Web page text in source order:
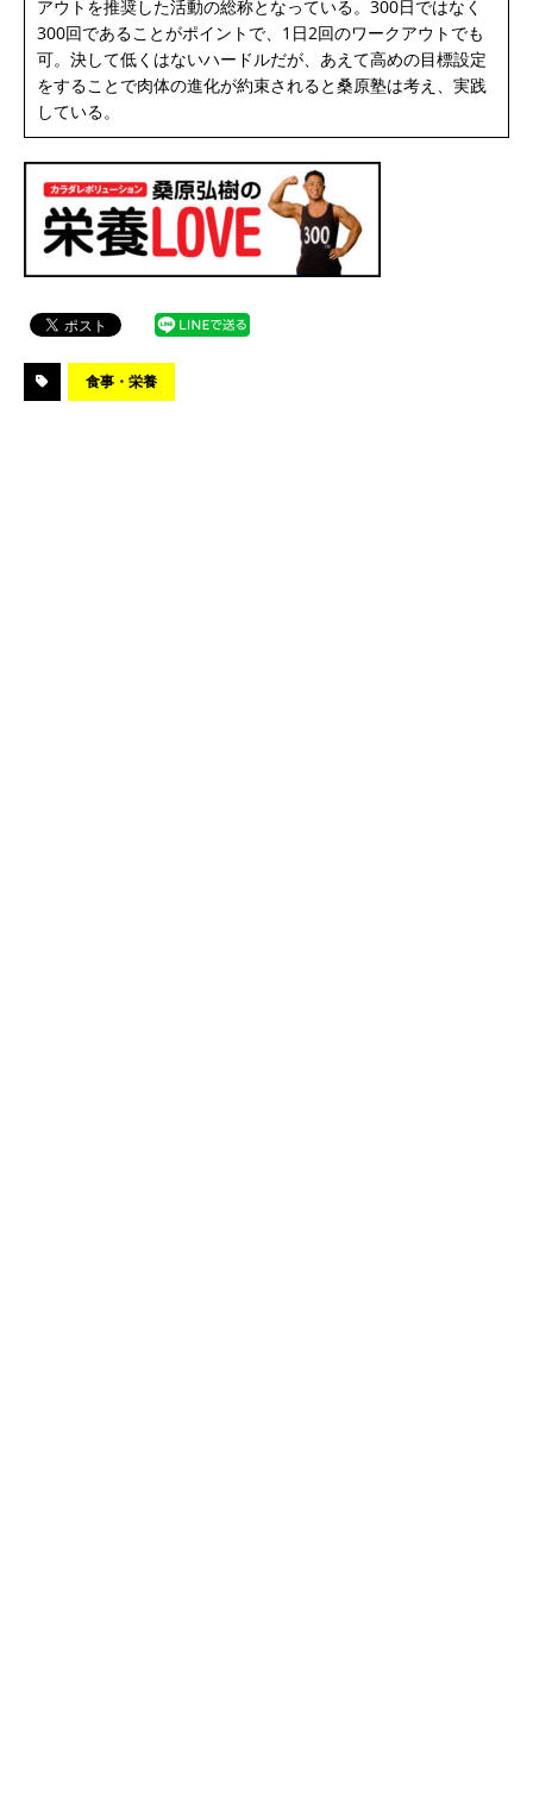
アウトを推奨した活動の総称となっている。300日ではなく
300回であることがポイントで、1日2回のワークアウトでも
可。決して低くはないハードルだが、あえて高めの目標設定
をすることで肉体の進化が約束されると桑原塾は考え、実践
している。
食事・栄養